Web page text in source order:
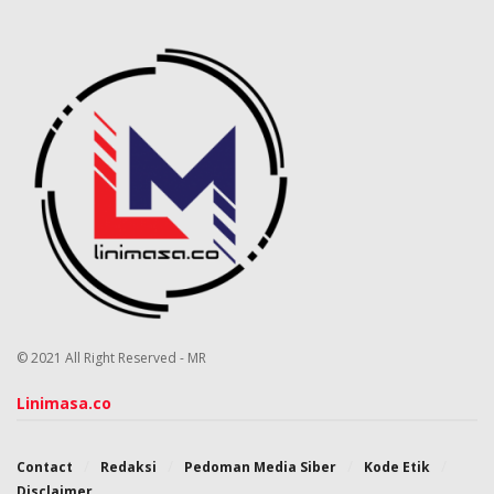
© 2021 All Right Reserved - MR
Linimasa.co
Contact Redaksi Pedoman Media Siber
Kode Etik